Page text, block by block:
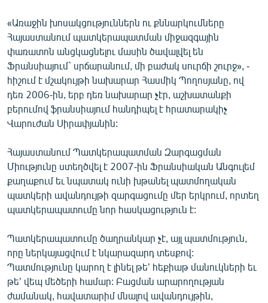
«Ազատության» բոլոր կայքերը
«Առաջին խոսակցություններն ու քննարկումները
Հայաստանում պատկերապատման միջազգային
փառատոն անցկացնելու մասին ծավալվել են
Ֆրանսիայում` սրճարանում, մի բաժակ սուրճի շուրջ», -
հիշում է մշակույթի նախարար Հասմիկ Պողոսյանը, ով
դեռ 2006-ին, երբ դեռ նախարար չէր, աշխատանքի
բերումով ֆրանսիայում հանդիպել է հրատարակիչ
Վարուժան Սիրափյանին:
Հայաստանում Պատկերապատման Զարգացման
Միությունը ստեղծվել է 2007-ին Ֆրանսիական Անգուլեմ
քաղաքում եւ նպատակ ունի խթանել պատմողական
պատկերի ավանդույթի զարգացումը մեր երկրում, որտեղ
պատկերապատումը նոր հասկացություն է:
Պատկերապատումը ծաղրանկար չէ, այլ պատմություն,
որը ներկայացվում է նկարազարդ տեսքով:
Պատմությունը կարող է լինել թե’ հեքիաթ մանուկների եւ
թե’ վեպ մեծերի համար: Բացման արարողության
ժամանակ, հավատարիմ մնալով ավանդույթին,